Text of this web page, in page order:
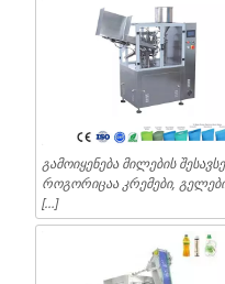
გამოიყენება მილების
როგორიცაა კრემები,
[…]